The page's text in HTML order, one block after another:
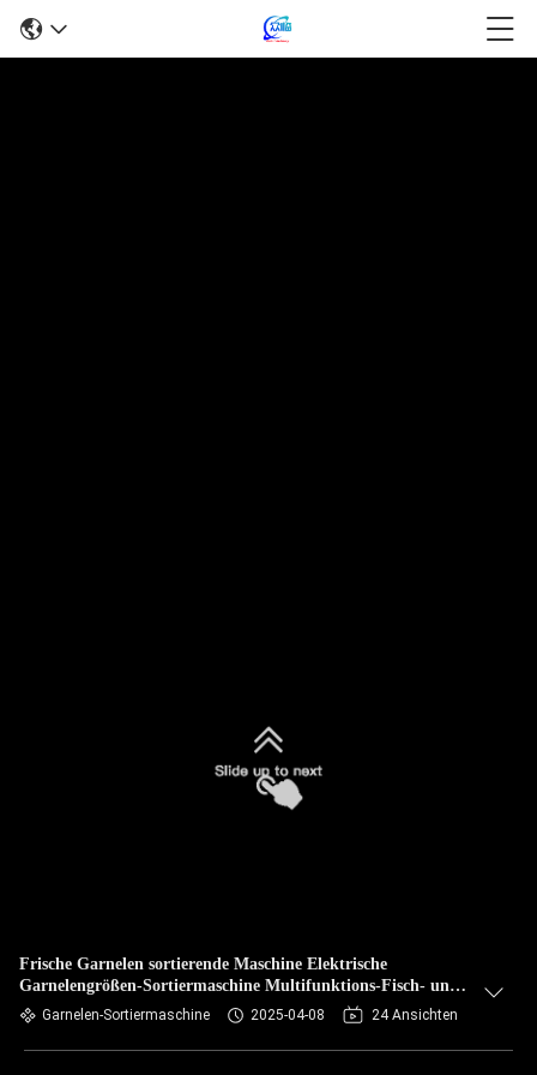
Frische Garnelen sortierende Maschine Elektrische
Garnelengrößen-Sortiermaschine Multifunktions-Fisch- und
Garnelen-Screening-Maschine
Garnelen-Sortiermaschine 2025-04-08 24 Ansichten